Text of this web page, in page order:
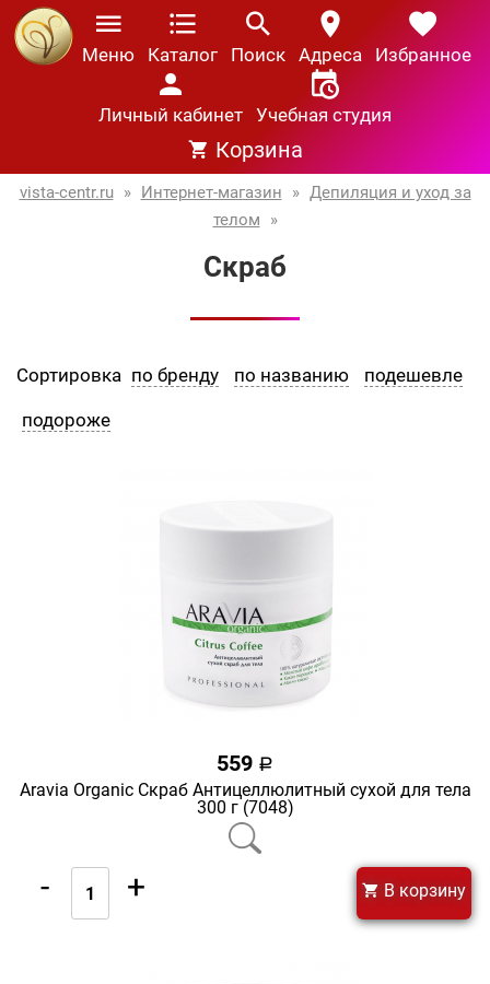
Меню Каталог Поиск Адреса Избранное
Личный кабинет Учебная студия
Корзина
vista-centr.ru » Интернет-магазин » Депиляция и уход за
телом
»
Скраб
Сортировка по бренду по названию подешевле
подороже
559 a
Aravia Organic Скраб Антицеллюлитный сухой для тела
300 г (7048)
- + В корзину